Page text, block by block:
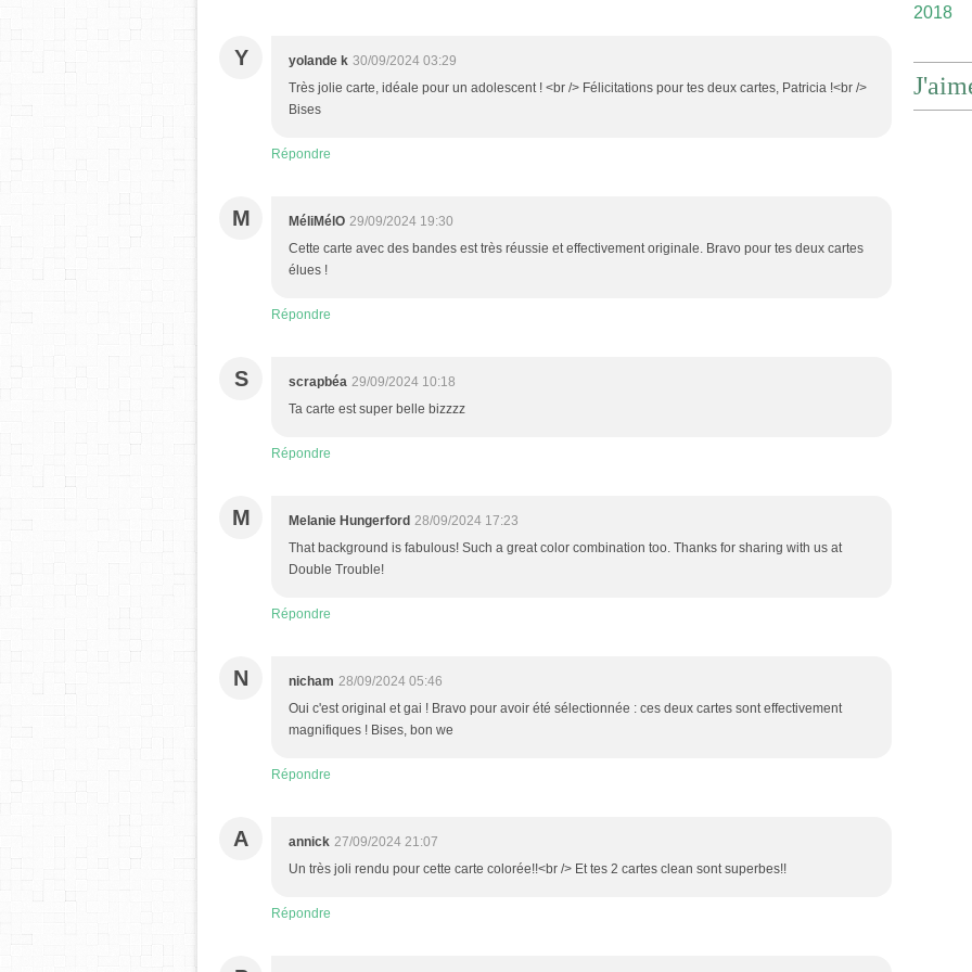
Y yolande k 30/09/2024 03:29
Très jolie carte, idéale pour un adolescent ! <br /> Félicitations pour tes deux cartes, Patricia !<br />
Bises
Répondre
M MéliMélO 29/09/2024 19:30
Cette carte avec des bandes est très réussie et effectivement originale. Bravo pour tes deux cartes
élues !
Répondre
S scrapbéa 29/09/2024 10:18
Ta carte est super belle bizzzz
Répondre
M Melanie Hungerford 28/09/2024 17:23
That background is fabulous! Such a great color combination too. Thanks for sharing with us at
Double Trouble!
Répondre
N nicham 28/09/2024 05:46
Oui c'est original et gai ! Bravo pour avoir été sélectionnée : ces deux cartes sont effectivement
magnifiques ! Bises, bon we
Répondre
A annick 27/09/2024 21:07
Un très joli rendu pour cette carte colorée!!<br /> Et tes 2 cartes clean sont superbes!!
Répondre
2018